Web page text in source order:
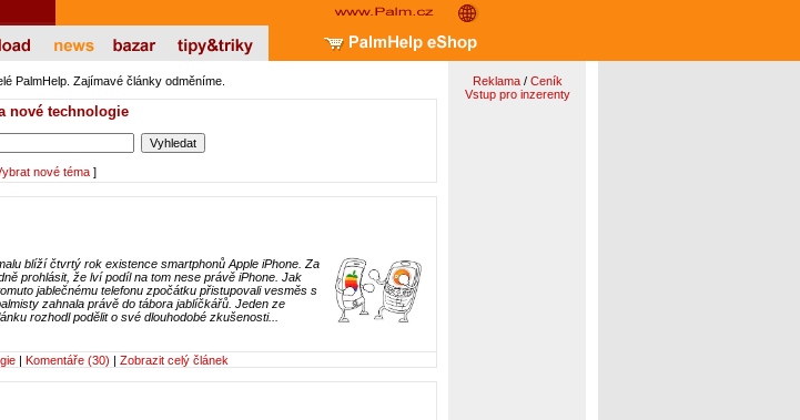
PalmHelp. Zajímavé články odměníme.
nové technologie
nové téma]
blíží čtvrtý rok existence smartphonů Apple iPhone. Za
prohlásit, že lví podíl na tom nese právě iPhone. Jak
jablečnému telefonu zpočátku přistupovali vesměs s
zahnala právě do tábora jablíčkářů. Jeden ze
rozhodl podělit o své dlouhodobé zkušenosti...
| Komentáře (30) | Zobrazit celý článek
Reklama/ Ceník
Vstup pro inzerenty